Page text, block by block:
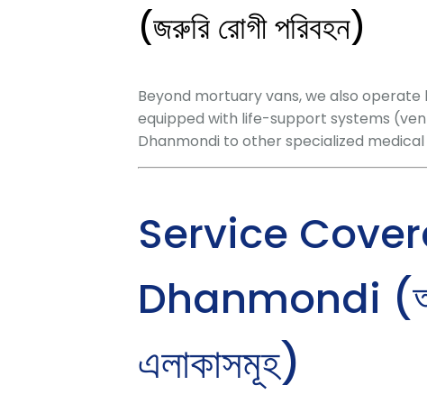
(জরুরি রোগী পরিবহন)
Beyond mortuary vans, we also operate
equipped with life-support systems
Dhanmondi to other specialized
Service
Dhanmondi
এলাকাসমূহ)